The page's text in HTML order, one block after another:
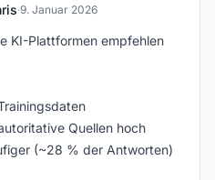
·9. Januar 2026
KI-Plattformen empfehlen
Quellen hoch
(~28 % der Antworten)